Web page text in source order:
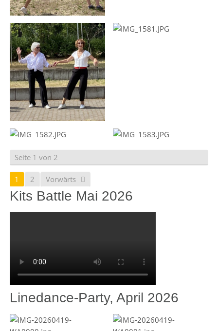
Seite 1 von 2
1 2 Vorwärts
Kits Battle Mai 2026
Linedance-Party, April 2026